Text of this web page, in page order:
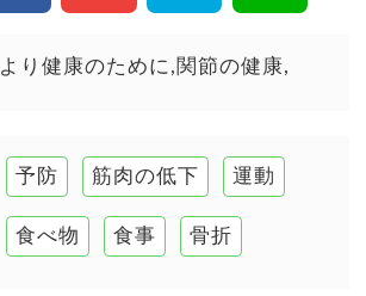
より健康のために 関節の健康
予防 筋肉の低下 運動
食べ物 食事 骨折